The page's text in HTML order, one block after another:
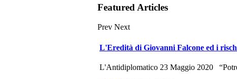
Featured Articles
Prev Next
L'Eredità di Giovanni Falcone ed i
L'Antidiplomatico 23 Maggio 2020